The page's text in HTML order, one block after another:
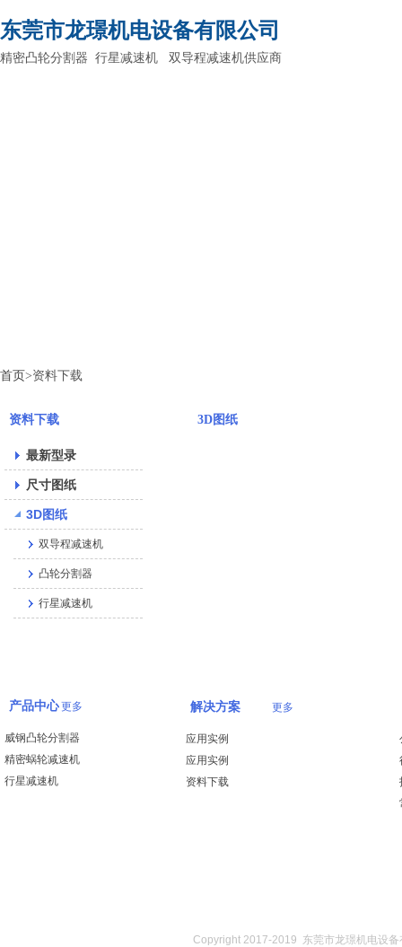
东莞市龙璟机电设备有限公司
精密凸轮分割器 行星减速机 双导程减速机供应商
首页>资料下载
资料下载
最新型录
尺寸图纸
3D图纸
双导程减速机
凸轮分割器
行星减速机
3D图纸
产品中心更多
威钢凸轮分割器
精密蜗轮减速机
行星减速机
解决方案 更多
应用实例
应用实例
资料下载
Copyright 2017-2019 东莞市龙璟机电设